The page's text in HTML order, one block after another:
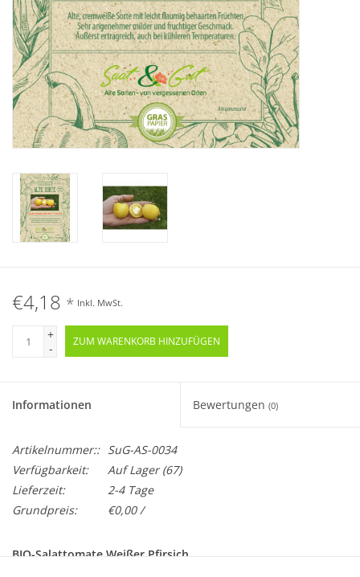
€4,18 * Inkl. MwSt.
+
-
ZUM WARENKORB HINZUFÜGEN
Informationen Bewertungen (0)
Artikelnummer:: SuG-AS-0034
Verfügbarkeit:
Auf Lager(67)
Lieferzeit:
2-4 Tage
Grundpreis:
€0,00 /
BIO-Salattomate Weißer Pfirsich